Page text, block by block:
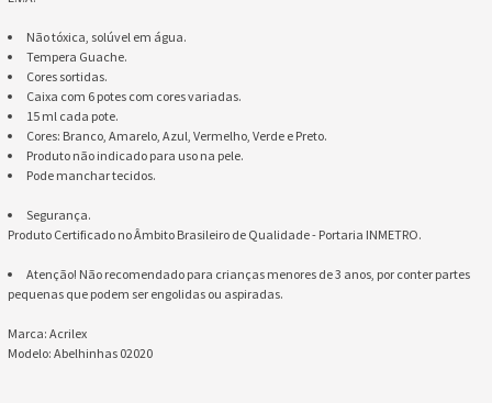
Não tóxica, solúvel em água.
Tempera Guache.
Cores sortidas.
Caixa com 6 potes com cores variadas.
15 ml cada pote.
Cores: Branco, Amarelo, Azul, Vermelho, Verde e Preto.
Produto não indicado para uso na pele.
Pode manchar tecidos.
Segurança.
Produto Certificado no Âmbito Brasileiro de Qualidade - Portaria INMETRO.
Atenção! Não recomendado para crianças menores de 3 anos, por conter partes
pequenas que podem ser engolidas ou aspiradas.
Marca: Acrilex
Modelo: Abelhinhas 02020